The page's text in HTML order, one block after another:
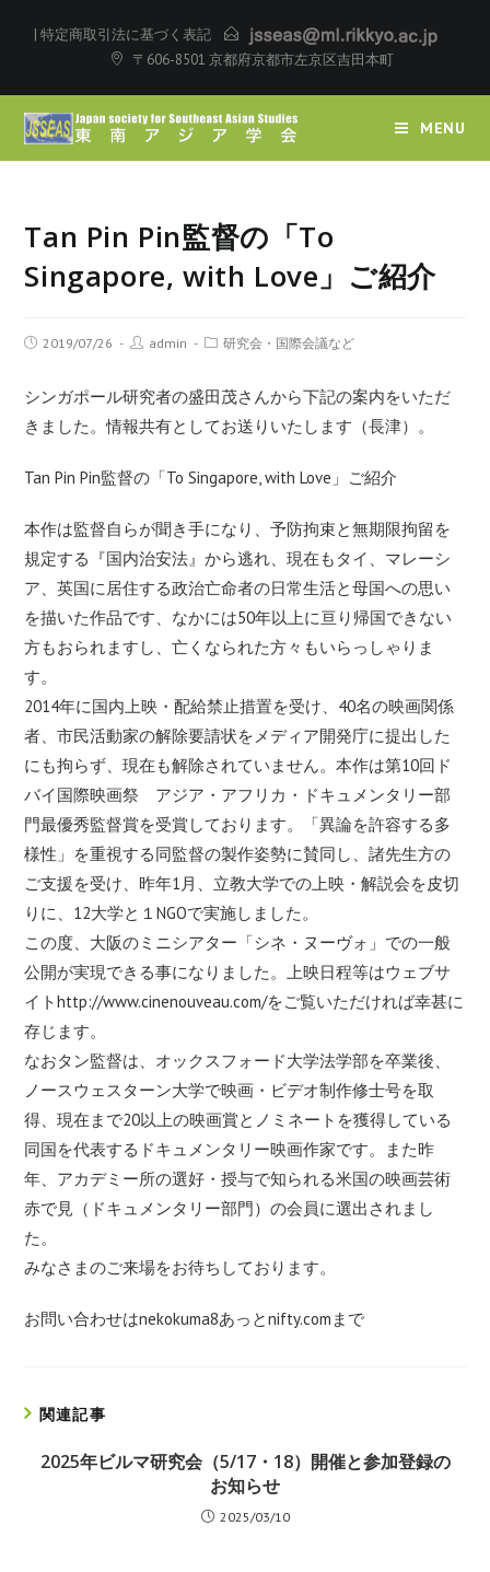
| 特定商取引法に基づく表記
〒606-8501 京都府京都市左京区吉田本町
MENU
Tan Pin Pin監督の「To
Singapore, with Love」ご紹介
2019/07/26 admin 研究会・国際会議など
シンガポール研究者の盛田茂さんから下記の案内をいただ
きました。情報共有としてお送りいたします（長津）。
Tan Pin Pin監督の「To Singapore, with Love」ご紹介
本作は監督自らが聞き手になり、予防拘束と無期限拘留を
規定する『国内治安法』から逃れ、現在もタイ、マレーシ
ア、英国に居住する政治亡命者の日常生活と母国への思い
を描いた作品です、なかには50年以上に亘り帰国できない
方もおられますし、亡くなられた方々もいらっしゃりま
す。
2014年に国内上映・配給禁止措置を受け、40名の映画関係
者、市民活動家の解除要請状をメディア開発庁に提出した
にも拘らず、現在も解除されていません。本作は第10回ド
バイ国際映画祭 アジア・アフリカ・ドキュメンタリー部
門最優秀監督賞を受賞しております。「異論を許容する多
様性」を重視する同監督の製作姿勢に賛同し、諸先生方の
ご支援を受け、昨年1月、立教大学での上映・解説会を皮切
りに、12大学と１NGOで実施しました。
この度、大阪のミニシアター「シネ・ヌーヴォ」での一般
公開が実現できる事になりました。上映日程等はウェブサ
イトhttp://www.cinenouveau.com/をご覧いただければ幸甚に
存じます。
なおタン監督は、オックスフォード大学法学部を卒業後、
ノースウェスターン大学で映画・ビデオ制作修士号を取
得、現在まで20以上の映画賞とノミネートを獲得している
同国を代表するドキュメンタリー映画作家です。また昨
年、アカデミー所の選好・授与で知られる米国の映画芸術
赤で見（ドキュメンタリー部門）の会員に選出されまし
た。
みなさまのご来場をお待ちしております。
お問い合わせはnekokuma8あっとnifty.com まで
関連記事
2025年ビルマ研究会（5/17・18）開催と参加登録の
お知らせ
2025/03/10